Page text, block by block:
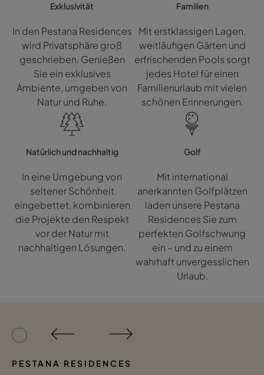
Exklusivität
In den Pestana Residences
wird Privatsphäre groß
geschrieben. Genießen
Sie ein exklusives
Ambiente, umgeben von
Natur und Ruhe.
Familien
Mit erstklassigen Lagen,
weitläufigen Gärten und
erfrischenden Pools sorgt
jedes Hotel für einen
Familienurlaub mit vielen
schönen Erinnerungen.
Natürlich und nachhaltig
In eine Umgebung von
seltener Schönheit
eingebettet, kombinieren
die Projekte den Respekt
vor der Natur mit
nachhaltigen Lösungen.
Golf
Mit international
anerkannten Golfplätzen
laden unsere Pestana
Residences Sie zum
perfekten Golfschwung
ein – und zu einem
wahrhaft unvergesslichen
Urlaub.
PESTANA RESIDENCES